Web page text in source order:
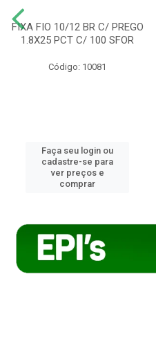
FIXA FIO 10/12 BR C/ PREGO
1.8X25 PCT C/ 100 SFOR
Código: 10081
Faça seu login ou
cadastre-se para
ver preços e
comprar